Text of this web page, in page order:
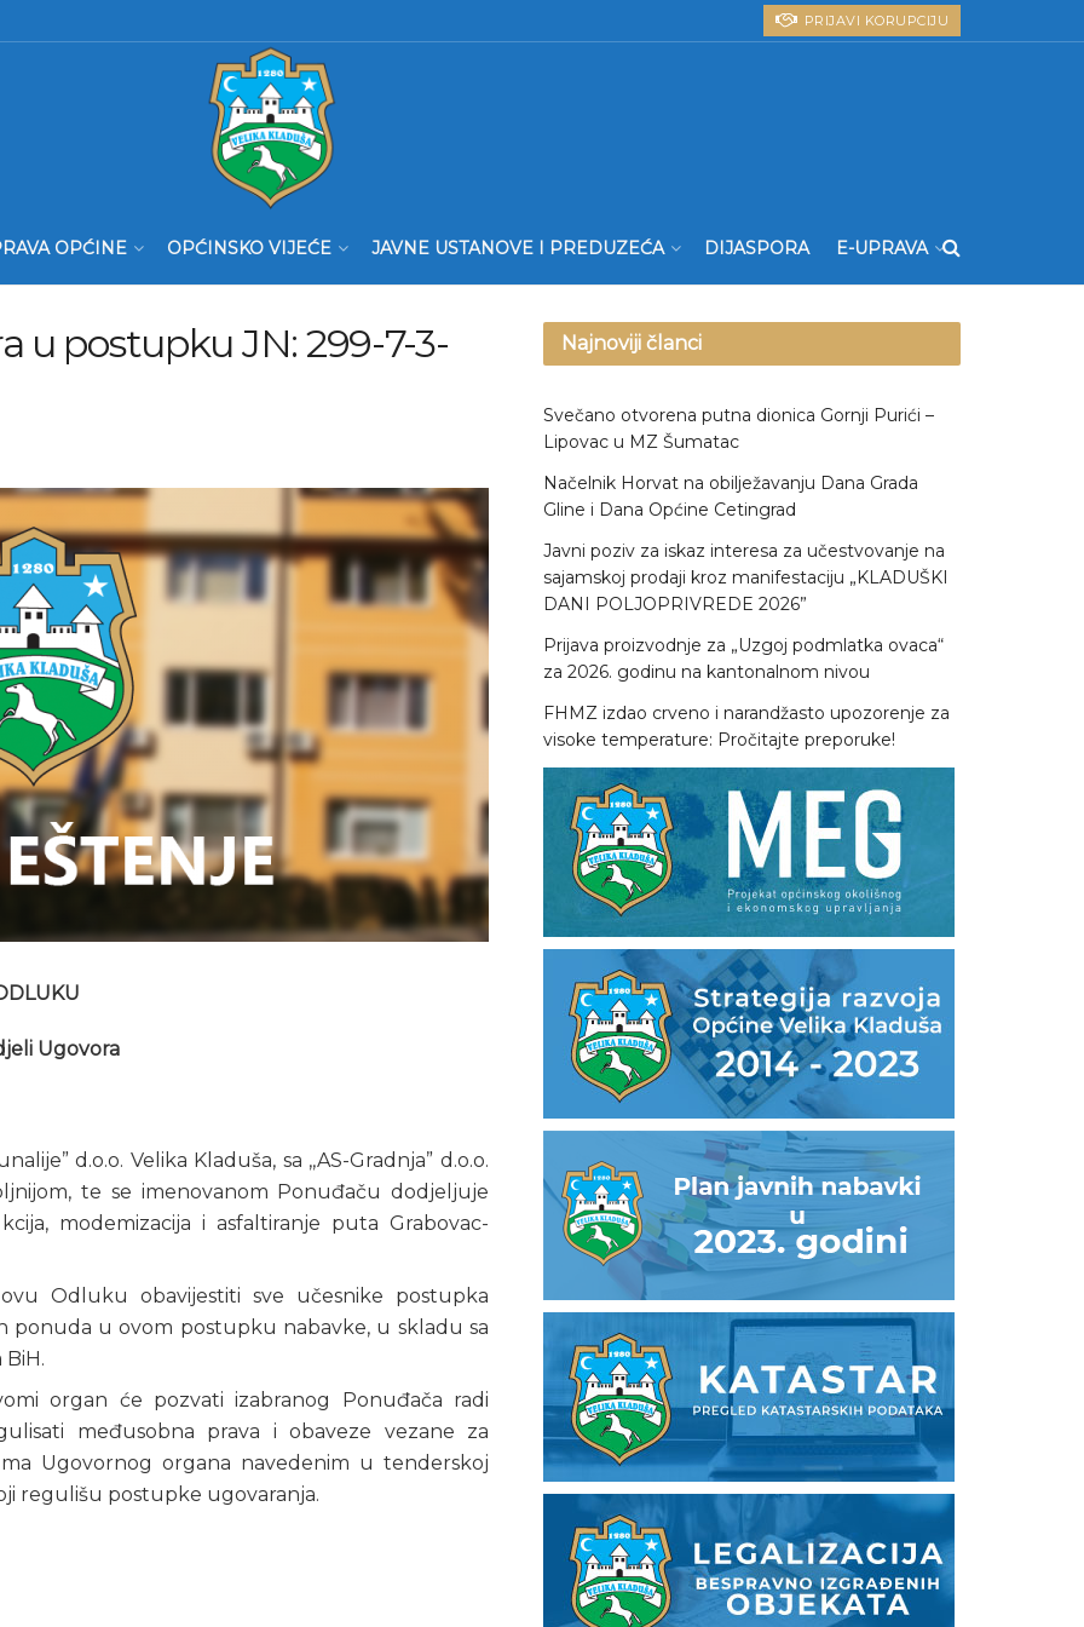
PRIJAVI KORUPCIJU
OPĆINE OPĆINSKO VIJEĆE JAVNE USTANOVE I PREDUZEĆA DIJASPORA E-UPRAVA
u postupku JN: 299-7-3-
Ugovora
d.o.o. Velika Kladuša, sa ,,AS-Gradnja” d.o.o.
te se imenovanom Ponuđaču dodjeljuje
modemizacija i asfaltiranje puta Grabovac-
Odluku obavijestiti sve učesnike postupka
ponuda u ovom postupku nabavke, u skladu sa
organ će pozvati izabranog Ponuđača radi
međusobna prava i obaveze vezane za
Ugovornog organa navedenim u tenderskoj
regulišu postupke ugovaranja.
Najnoviji članci
Svečano otvorena putna dionica Gornji Purići –
Lipovac u MZ Šumatac
Načelnik Horvat na obilježavanju Dana Grada
Gline i Dana Općine Cetingrad
Javni poziv za iskaz interesa za učestvovanje na
sajamskoj prodaji kroz manifestaciju „KLADUŠKI
DANI POLJOPRIVREDE 2026”
Prijava proizvodnje za „Uzgoj podmlatka ovaca“
za 2026. godinu na kantonalnom nivou
FHMZ izdao crveno i narandžasto upozorenje za
visoke temperature: Pročitajte preporuke!